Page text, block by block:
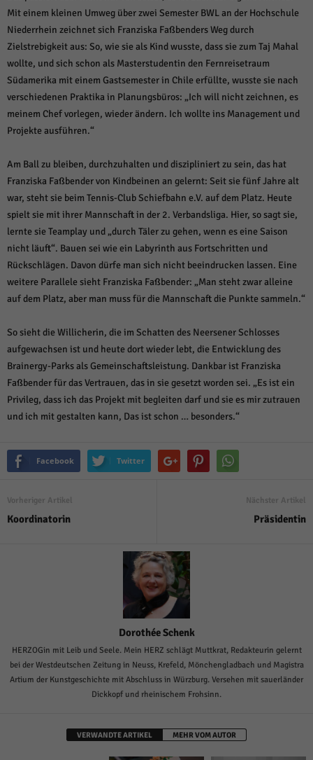
Mit einem kleinen Umweg über zwei Semester BWL an der Hochschule
Niederrhein zeichnet sich Franziska Faßbenders Weg durch
Zielstrebigkeit aus: So, wie sie als Kind wusste, dass sie zum Taj Mahal
wollte, und sich schon als Masterstudentin den Fernreisetraum
Südamerika mit einem Gastsemester in Chile erfüllte, wusste sie nach
verschiedenen Praktika in Planungsbüros: „Ich will nicht zeichnen, es
meinem Chef vorlegen, wieder ändern. Ich wollte ins Management und
Projekte ausführen.“
Am Ball zu bleiben, durchzuhalten und diszipliniert zu sein, das hat
Franziska Faßbender von Kindbeinen an gelernt: Seit sie fünf Jahre alt
war, steht sie beim Tennis-Club Schiefbahn e.V. auf dem Platz. Heute
spielt sie mit ihrer Mannschaft in der 2. Verbandsliga. Hier, so sagt sie,
lernte sie Teamplay und „durch Täler zu gehen, wenn es eine Saison
nicht läuft“. Bauen sei wie ein Labyrinth aus Fortschritten und
Rückschlägen. Davon dürfe man sich nicht beeindrucken lassen. Eine
weitere Parallele sieht Franziska Faßbender: „Man steht zwar alleine
auf dem Platz, aber man muss für die Mannschaft die Punkte sammeln.“
So sieht die Willicherin, die im Schatten des Neersener Schlosses
aufgewachsen ist und heute dort wieder lebt, die Entwicklung des
Brainergy-Parks als Gemeinschaftsleistung. Dankbar ist Franziska
Faßbender für das Vertrauen, das in sie gesetzt worden sei. „Es ist ein
Privileg, dass ich das Projekt mit begleiten darf und sie es mir zutrauen
und ich mit gestalten kann, Das ist schon … besonders.“
Facebook Twitter
Vorheriger Artikel
Koordinatorin
Nächster Artikel
Präsidentin
Dorothée Schenk
HERZOGin mit Leib und Seele. Mein HERZ schlägt Muttkrat, Redakteurin gelernt
bei der Westdeutschen Zeitung in Neuss, Krefeld, Mönchengladbach und Magistra
Artium der Kunstgeschichte mit Abschluss in Würzburg. Versehen mit sauerländer
Dickkopf und rheinischem Frohsinn.
VERWANDTE ARTIKEL MEHR VOM AUTOR